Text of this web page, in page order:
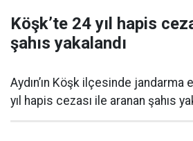
Köşk’te 24 yıl hapis
şahıs yakalandı
Aydın’ın Köşk ilçesinde jandarma
yıl hapis cezası ile aranan şahıs